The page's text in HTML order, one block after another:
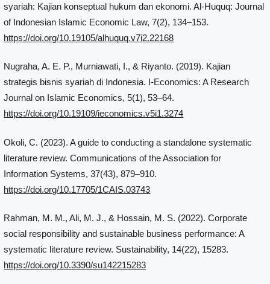
syariah: Kajian konseptual hukum dan ekonomi. Al-Huquq: Journal
of Indonesian Islamic Economic Law, 7(2), 134–153.
https://doi.org/10.19105/alhuquq.v7i2.22168
Nugraha, A. E. P., Murniawati, I., & Riyanto. (2019). Kajian
strategis bisnis syariah di Indonesia. I-Economics: A Research
Journal on Islamic Economics, 5(1), 53–64.
https://doi.org/10.19109/ieconomics.v5i1.3274
Okoli, C. (2023). A guide to conducting a standalone systematic
literature review. Communications of the Association for
Information Systems, 37(43), 879–910.
https://doi.org/10.17705/1CAIS.03743
Rahman, M. M., Ali, M. J., & Hossain, M. S. (2022). Corporate
social responsibility and sustainable business performance: A
systematic literature review. Sustainability, 14(22), 15283.
https://doi.org/10.3390/su142215283